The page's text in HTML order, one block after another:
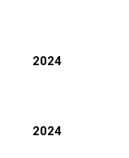
2024
2024